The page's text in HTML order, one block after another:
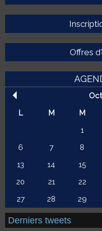
Offres
L
M M
1
6
7 8
13
14 15
20
21 22
27
28 29
Derniers tweets